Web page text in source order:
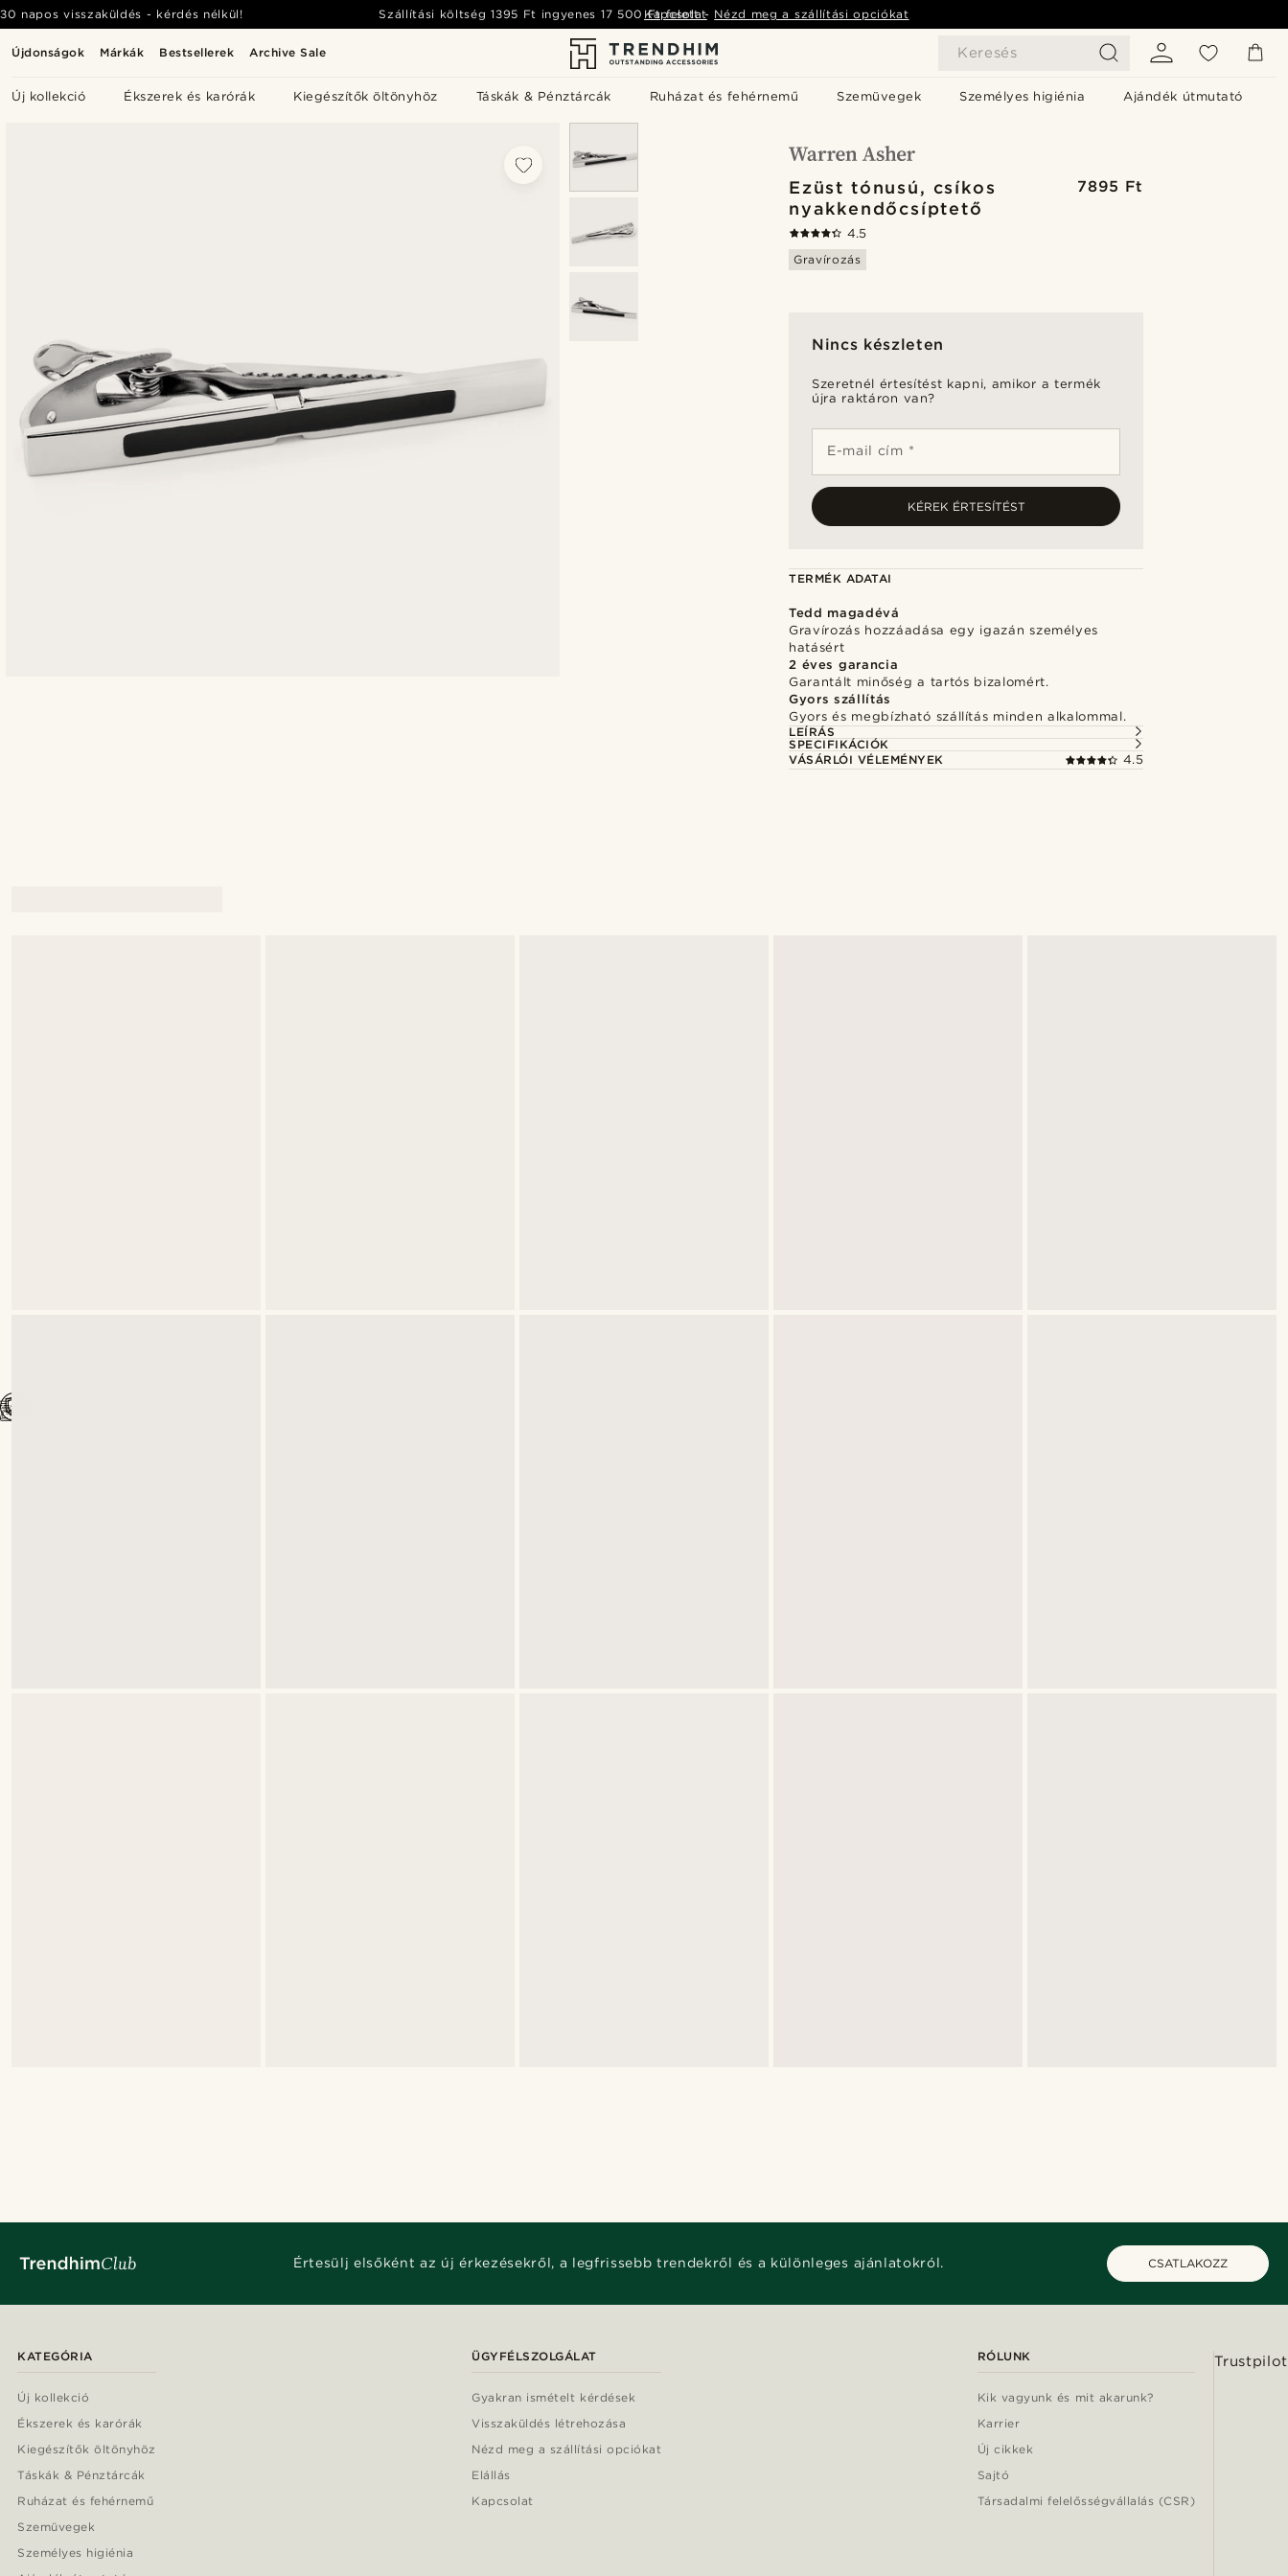
Újdonságok Márkák Bestsellerek Archive Sale Keresés
Új kollekció Ékszerek és karórák Kiegészítők öltönyhöz Táskák & Pénztárcák Ruházat és fehérnemű Szemüvegek Személyes higiénia Ajándék útmutató
30 napos visszaküldés - kérdés nélkül! Szállítási költség1395 Ft ingyenes 17 500 Ft felett- Nézd meg a szállítási opciókat
Kapcsolat
Ezüst tónusú, csíkos
nyakkendőcsíptető
7895 Ft
4.5
Gravírozás
Nincs készleten
Szeretnél értesítést kapni, amikor a termék
újra raktáron van?
E-mail cím *
KÉREK ÉRTESÍTÉST
TERMÉK ADATAI
Tedd magadévá
Gravírozás hozzáadása egy igazán személyes
hatásért
2 éves garancia
Garantált minőség a tartós bizalomért.
Gyors szállítás
Gyors és megbízható szállítás minden alkalommal.
LEÍRÁS
SPECIFIKÁCIÓK
VÁSÁRLÓI VÉLEMÉNYEK
4.5
Értesülj elsőként az új érkezésekről, a legfrissebb trendekről és a különleges ajánlatokról. CSATLAKOZZ
KATEGÓRIA
Új kollekció
Ékszerek és karórák
Kiegészítők öltönyhöz
Táskák & Pénztárcák
Ruházat és fehérnemű
Szemüvegek
Személyes higiénia
ÜGYFÉLSZOLGÁLAT
Gyakran ismételt kérdések
Visszaküldés létrehozása
Nézd meg a szállítási opciókat
Elállás
Kapcsolat
RÓLUNK
Kik vagyunk és mit akarunk?
Karrier
Új cikkek
Sajtó
Társadalmi felelősségvállalás (CSR)
Trustpilot